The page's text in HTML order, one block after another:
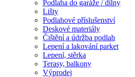
Podlaha do garáže / dílny
Lišty
Podlahové příslušenství
Deskové materiály
Čištění a údržba podlah
Lepení a lakování parket
Lepení, stěrka
Terasy, balkony
Výprodej